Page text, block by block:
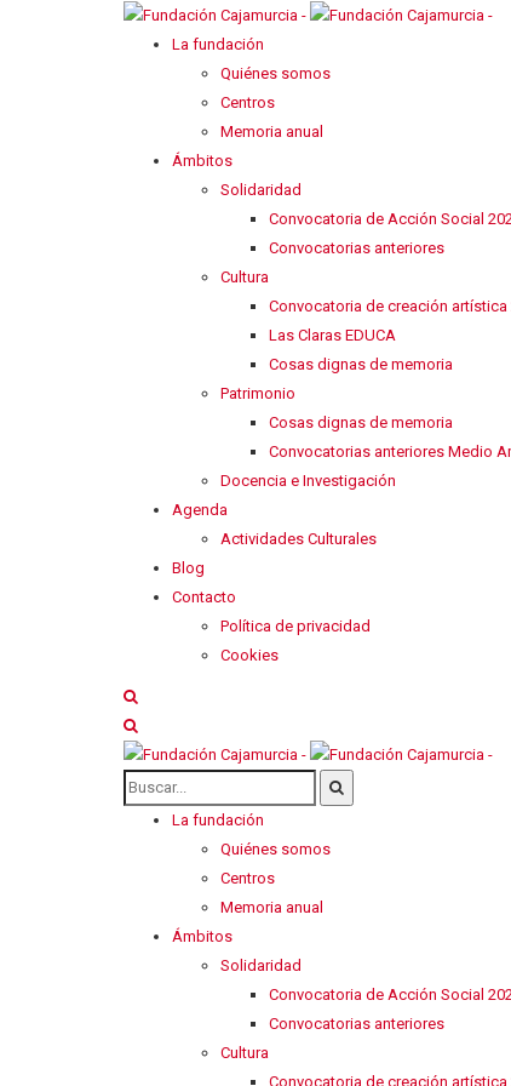
La fundación
Quiénes somos
Centros
Memoria anual
Ámbitos
Solidaridad
Convocatoria de Acción Social
Convocatorias anteriores
Cultura
Convocatoria de creación artística
Las Claras EDUCA
Cosas dignas de memoria
Patrimonio
Cosas dignas de memoria
Convocatorias anteriores Medio
Docencia e Investigación
Agenda
Actividades Culturales
Blog
Contacto
Política de privacidad
Cookies
La fundación
Quiénes somos
Centros
Memoria anual
Ámbitos
Solidaridad
Convocatoria de Acción Social
Convocatorias anteriores
Cultura
Convocatoria de creación artística